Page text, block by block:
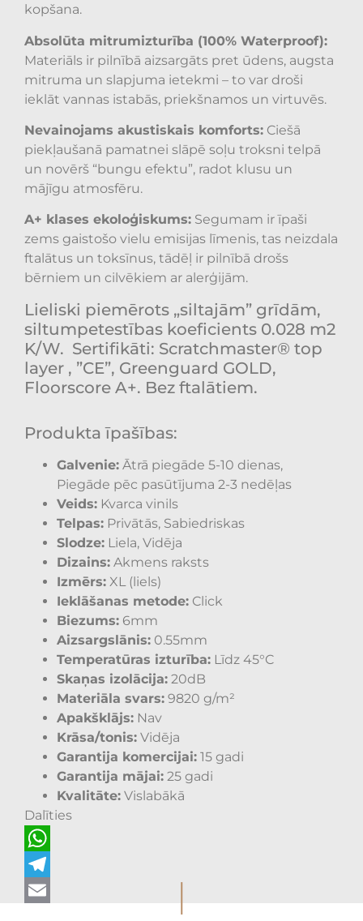
kopšana.
Absolūta mitrumizturība (100% Waterproof):
Materiāls ir pilnībā aizsargāts pret ūdens, augsta
mitruma un slapjuma ietekmi – to var droši
ieklāt vannas istabās, priekšnamos un virtuvēs.
Nevainojams akustiskais komforts: Ciešā
piekļaušanā pamatnei slāpē soļu troksni telpā
un novērš “bungu efektu”, radot klusu un
mājīgu atmosfēru.
A+ klases ekoloģiskums: Segumam ir īpaši
zems gaistošo vielu emisijas līmenis, tas neizdala
ftalātus un toksīnus, tādēļ ir pilnībā drošs
bērniem un cilvēkiem ar alerģijām.
Lieliski piemērots „siltajām” grīdām,
siltumpetestības koeficients 0.028 m2
K/W. Sertifikāti: Scratchmaster® top
layer , ”CE”, Greenguard GOLD,
Floorscore A+. Bez ftalātiem.
Produkta īpašības:
Galvenie: Ātrā piegāde 5-10 dienas,
Piegāde pēc pasūtījuma 2-3 nedēļas
Veids: Kvarca vinils
Telpas: Privātās, Sabiedriskas
Slodze: Liela, Vidēja
Dizains: Akmens raksts
Izmērs: XL (liels)
Ieklāšanas metode: Click
Biezums: 6mm
Aizsargslānis: 0.55mm
Temperatūras izturība: Līdz 45°C
Skaņas izolācija: 20dB
Materiāla svars: 9820 g/m²
Apakšklājs: Nav
Krāsa/tonis: Vidēja
Garantija komercijai: 15 gadi
Garantija mājai: 25 gadi
Kvalitāte: Vislabākā
Dalīties
WhatsApp
Telegram
I